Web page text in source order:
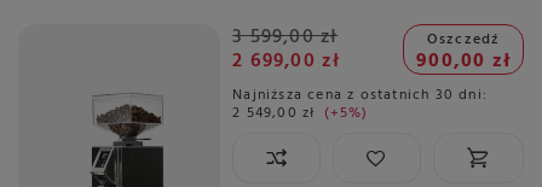
3 599,00 zł
2 699,00 zł
Oszczedź
900,00 zł
Najniższa cena z ostatnich 30 dni:
2 549,00 zł +5%